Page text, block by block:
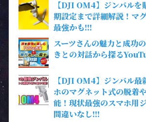
【DJI OM4】ジンバルを
期設定まで詳細解説！マ
最強かも!!!
スーツさんの魅力と成功
きとの対話から探る
【DJI OM4】ジンバル最
ホのマグネット式の脱着
能！現状最強のスマホ用
間違いなし!!!